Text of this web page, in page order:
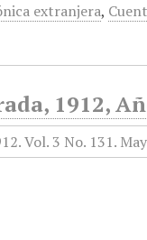
extranjera,
1912,